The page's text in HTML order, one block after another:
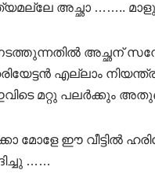
അച്ഛാ …….. മാളു
അച്ഛന്
എല്ലാം
മറ്റു പലർക്കും
മോളേ ഈ വീട്ടിൽ
……